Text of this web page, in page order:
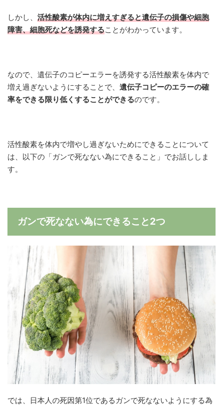
しかし、 活性酸素が体内に増えすぎると遺伝子の損傷や細胞
障害、細胞死などを誘発することがわかっています。
なので、遺伝子のコピーエラーを誘発する活性酸素を体内で
増え過ぎないようにすることで、 遺伝子コピーのエラーの確
率をできる限り低くすることができるのです。
活性酸素を体内で増やし過ぎないためにできることについて
は、以下の「ガンで死なない為にできること」でお話ししま
す。
ガンで死なない為にできること2つ
では、日本人の死因第1位であるガンで死なないようにする為